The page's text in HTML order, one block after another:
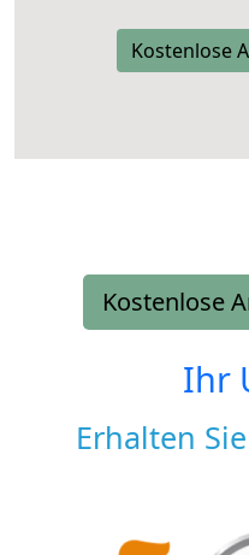
Kostenlose
Kostenlose
Ihr
Erhalten